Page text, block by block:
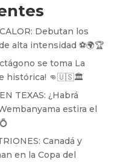
Debutan los
alta intensidad ⚽️🌍🏆
se toma La
histórica! 👊🇺🇸🏛️
TEXAS: ¿Habrá
estira el
Canadá y
en la Copa del